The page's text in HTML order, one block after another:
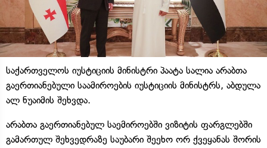
საქართველოს იუსტიციის მინისტრი პაატა სალია არაბთა
გაერთიანებული საამიროების იუსტიციის მინისტრს, აბდულა
ალ ნუაიმის შეხვდა.
არაბთა გაერთიანებულ საემიროებში ვიზიტის ფარგლებში
გამართულ შეხვედრაზე საუბარი შეეხო ორ ქვეყანას შორის